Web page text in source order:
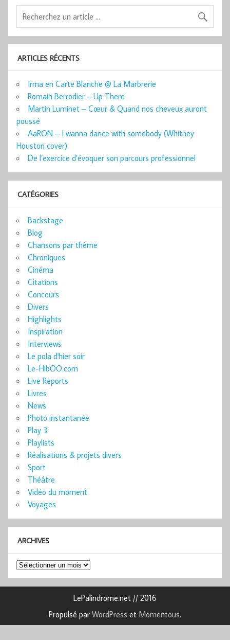
ARTICLES RÉCENTS
Irma en Carte Blanche @ La Marbrerie
Romain Berrodier – Up There
Martin Luminet – Cœur & Quand nos cheveux auront
poussé
AaRON – I wanna dance with somebody (Whitney
Houston cover)
De l’exercice d’évoquer son parcours professionnel
CATÉGORIES
Backstage
Blog
Chansons par thème
Chroniques
Cinéma
Citations
Concours
Divers
Highlights
Inspiration
Interviews
Le pola d'hier soir
Le-HibOO.com
Live Reports
Livres
News
Photo instantanée
Play 3
Playlists
Réalisations & projets divers
Sport
Théâtre
Vidéo du moment
Voyages
ARCHIVES
Archives
LePalindrome.net // 2016
Propulsé par WordPress et Momentous.